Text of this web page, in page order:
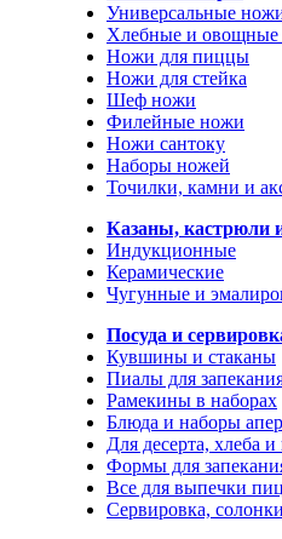
Универсальные
Хлебные и
Ножи для пиццы
Ножи для стейка
Шеф ножи
Филейные ножи
Ножи сантоку
Наборы ножей
Точилки, камни и
Казаны, кастрюли
Индукционные
Керамические
Чугунные и
Посуда и
Кувшины и стаканы
Пиалы для
Рамекины в наборах
Блюда и наборы
Для десерта, хлеба
Формы для
Все для выпечки
Сервировка,